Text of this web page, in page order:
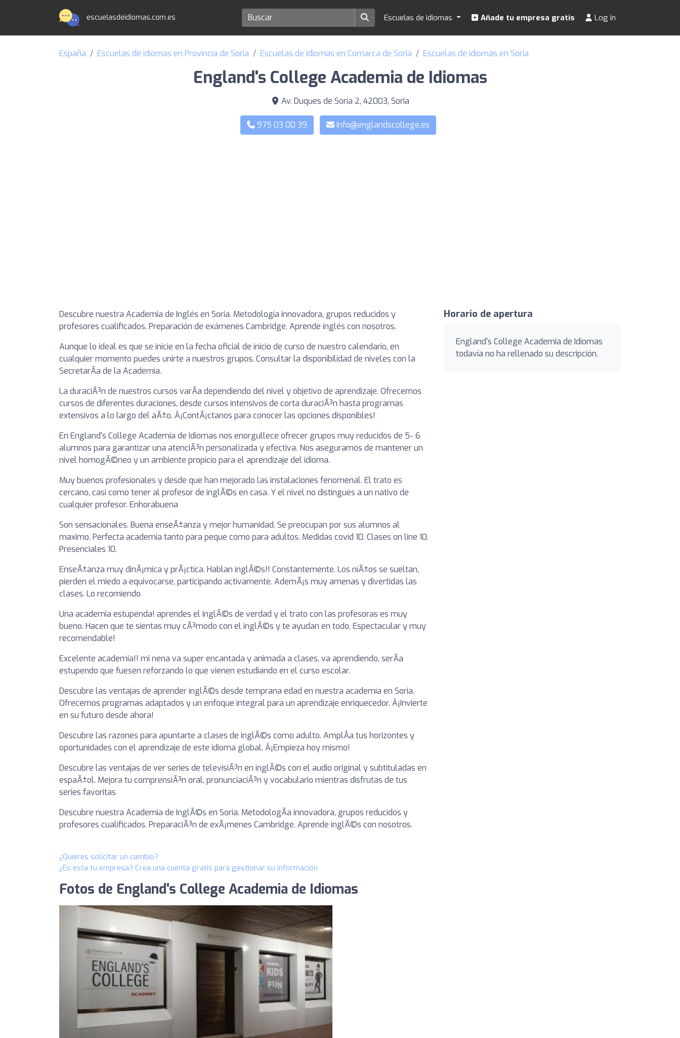
escuelasdeidiomas.com.es Escuelas de idiomas Añade tu empresa gratis Log in
España Escuelas de idiomas en Provincia de Soria Escuelas de idiomas en Comarca de Soria Escuelas de idiomas en Soria
England's College Academia de Idiomas
Av. Duques de Soria 2, 42003, Soria
975 03 00 39 info@englandscollege.es
Descubre nuestra Academia de Inglés en Soria. Metodología innovadora, grupos reducidos y
profesores cualificados. Preparación de exámenes Cambridge. Aprende inglés con nosotros.
Aunque lo ideal es que se inicie en la fecha oficial de inicio de curso de nuestro calendario, en
cualquier momento puedes unirte a nuestros grupos. Consultar la disponibilidad de niveles con la
SecretarÃ­a de la Academia.
La duraciÃ³n de nuestros cursos varÃ­a dependiendo del nivel y objetivo de aprendizaje. Ofrecemos
cursos de diferentes duraciones, desde cursos intensivos de corta duraciÃ³n hasta programas
extensivos a lo largo del aÃ±o. Â¡ContÃ¡ctanos para conocer las opciones disponibles!
En England's College Academia de Idiomas nos enorgullece ofrecer grupos muy reducidos de 5- 6
alumnos para garantizar una atenciÃ³n personalizada y efectiva. Nos aseguramos de mantener un
nivel homogÃ©neo y un ambiente propicio para el aprendizaje del idioma.
Muy buenos profesionales y desde que han mejorado las instalaciones fenomenal. El trato es
cercano, casi como tener al profesor de inglÃ©s en casa. Y el nivel no distingues a un nativo de
cualquier profesor. Enhorabuena
Son sensacionales. Buena enseÃ±anza y mejor humanidad. Se preocupan por sus alumnos al
maximo. Perfecta academia tanto para peque como para adultos. Medidas covid 10. Clases on line 10.
Presenciales 10.
EnseÃ±anza muy dinÃ¡mica y prÃ¡ctica. Hablan inglÃ©s!! Constantemente. Los niÃ±os se sueltan,
pierden el miedo a equivocarse, participando activamente. AdemÃ¡s muy amenas y divertidas las
clases. Lo recomiendo
Una academia estupenda! aprendes el inglÃ©s de verdad y el trato con las profesoras es muy
bueno. Hacen que te sientas muy cÃ³modo con el inglÃ©s y te ayudan en todo. Espectacular y muy
recomendable!
Excelente academia!! mi nena va super encantada y animada a clases, va aprendiendo, serÃ­a
estupendo que fuesen reforzando lo que vienen estudiando en el curso escolar.
Descubre las ventajas de aprender inglÃ©s desde temprana edad en nuestra academia en Soria.
Ofrecemos programas adaptados y un enfoque integral para un aprendizaje enriquecedor. Â¡Invierte
en su futuro desde ahora!
Descubre las razones para apuntarte a clases de inglÃ©s como adulto. AmplÃ­a tus horizontes y
oportunidades con el aprendizaje de este idioma global. Â¡Empieza hoy mismo!
Descubre las ventajas de ver series de televisiÃ³n en inglÃ©s con el audio original y subtituladas en
espaÃ±ol. Mejora tu comprensiÃ³n oral, pronunciaciÃ³n y vocabulario mientras disfrutas de tus
series favoritas
Descubre nuestra Academia de InglÃ©s en Soria. MetodologÃ­a innovadora, grupos reducidos y
profesores cualificados. PreparaciÃ³n de exÃ¡menes Cambridge. Aprende inglÃ©s con nosotros.
Horario de apertura
England's College Academia de Idiomas
todavía no ha rellenado su descripción.
¿Quieres solicitar un cambio?
¿Es esta tu empresa? Crea una cuenta gratis para gestionar su información
Fotos de England's College Academia de Idiomas